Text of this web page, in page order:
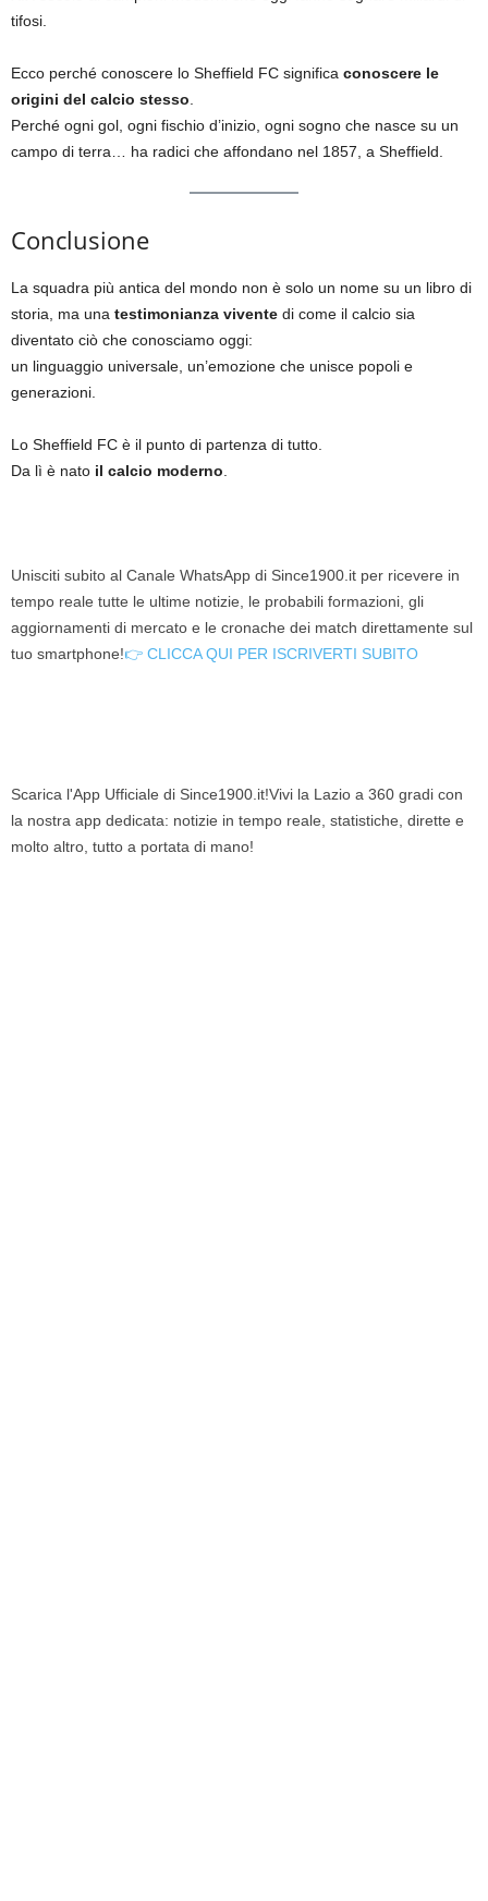
tifosi.
Ecco perché conoscere lo Sheffield FC significa conoscere le
origini del calcio stesso
Perché ogni gol, ogni fischio d’inizio, ogni sogno che nasce su un
campo di terra… ha radici che affondano nel 1857, a Sheffield.
Conclusione
La squadra più antica del mondo non è solo un nome su un libro di
storia, ma una testimonianza vivente di come il calcio sia
diventato ciò che conosciamo oggi:
un linguaggio universale, un’emozione che unisce popoli e
generazioni.
Lo Sheffield FC è il punto di partenza di tutto.
Da lì è nato il calcio moderno
Unisciti subito al Canale WhatsApp di Since1900.it per ricevere in
tempo reale tutte le ultime notizie, le probabili formazioni, gli
aggiornamenti di mercato e le cronache dei match direttamente sul
tuo smartphone!👉 CLICCA QUI PER ISCRIVERTI SUBITO
Scarica l'App Ufficiale di Since1900.it!Vivi la Lazio a 360 gradi con
la nostra app dedicata: notizie in tempo reale, statistiche, dirette e
molto altro, tutto a portata di mano!